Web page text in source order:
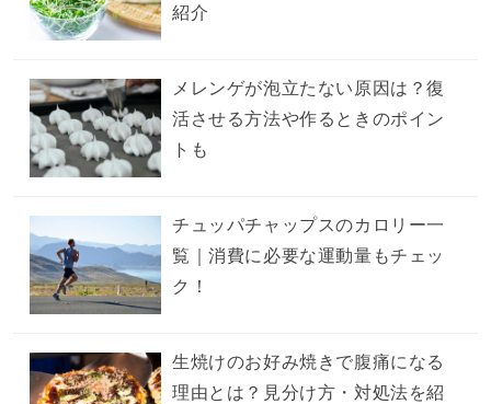
紹介
メレンゲが泡立たない原因は？復
活させる方法や作るときのポイン
トも
チュッパチャップスのカロリー一
覧｜消費に必要な運動量もチェッ
ク！
生焼けのお好み焼きで腹痛になる
理由とは？見分け方・対処法を紹